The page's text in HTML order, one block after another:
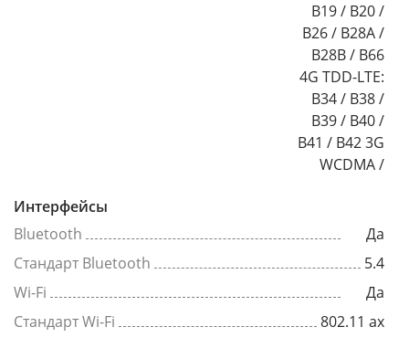
B19 / B20 /
B26 / B28A /
B28B / B66
4G TDD-LTE:
B34 / B38 /
B39 / B40 /
B41 / B42 3G
WCDMA /
Интерфейсы
Bluetooth
Да
Стандарт Bluetooth
5.4
Wi-Fi
Да
Стандарт Wi-Fi
802.11 ax